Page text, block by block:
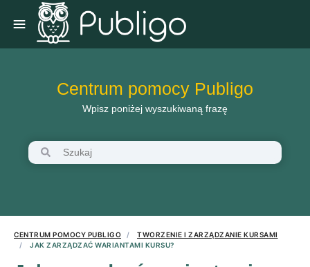
Centrum pomocy Publigo
Wpisz poniżej wyszukiwaną frazę
CENTRUM POMOCY PUBLIGO
TWORZENIE I ZARZĄDZANIE KURSAMI
JAK ZARZĄDZAĆ WARIANTAMI KURSU?